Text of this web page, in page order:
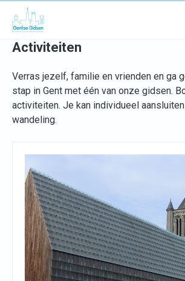
Activiteiten
Verras jezelf, familie en vrienden en ga
stap in Gent met één van onze gidsen.
activiteiten. Je kan individueel
wandeling.